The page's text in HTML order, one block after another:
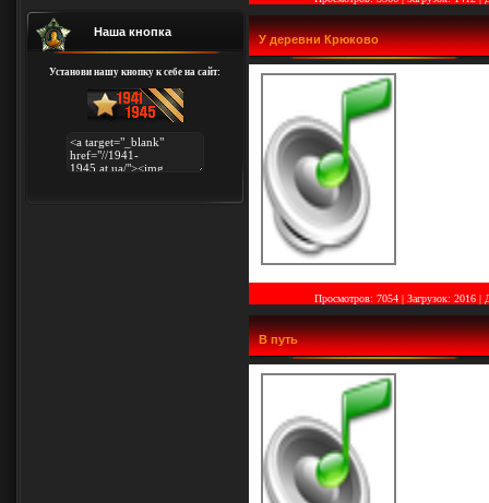
Наша кнопка
Установи нашу кнопку к себе на сайт:
У деревни Крюково
Просмотров: 7054 | Загрузок: 2016 |
В путь